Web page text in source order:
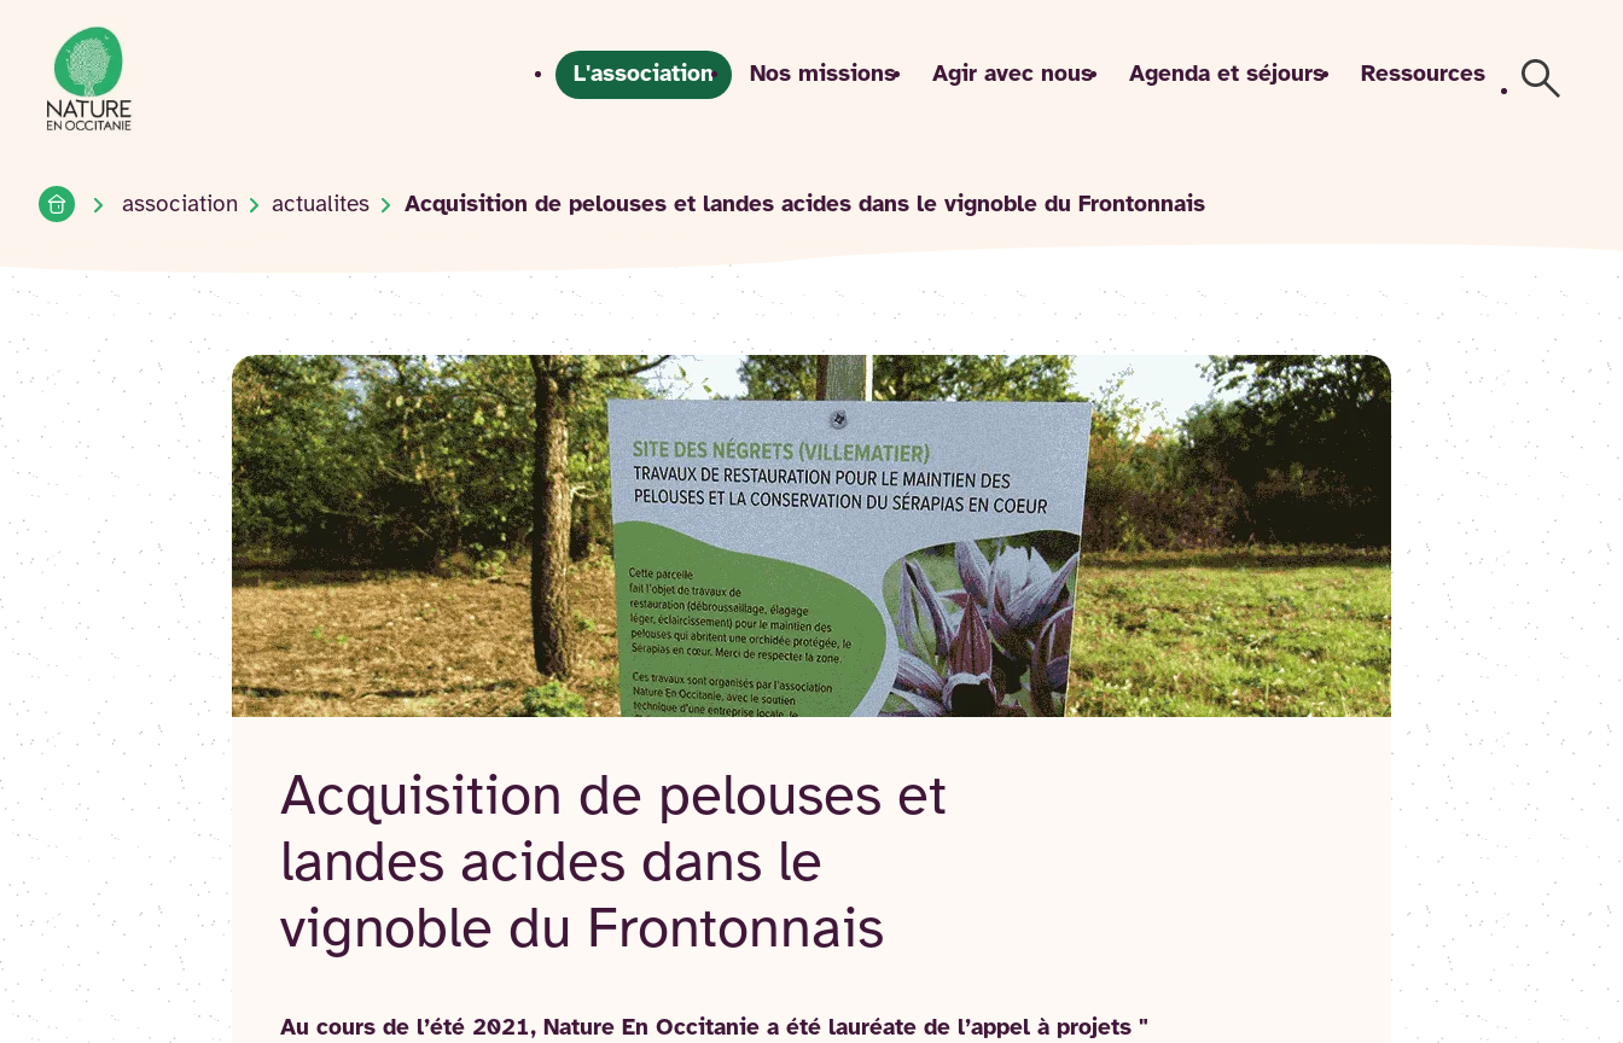
Accéder
au
contenu
Accueil du site
L'association
Nos missions Agir avec nous Agenda et séjours Ressources
Accueilassociation actualites Acquisition de pelouses et landes acides dans le vignoble du Frontonnais
Acquisition de pelouses et
landes acides dans le
vignoble du Frontonnais
Au cours de l’été 2021, Nature En Occitanie a été lauréate de l’appel à projets "